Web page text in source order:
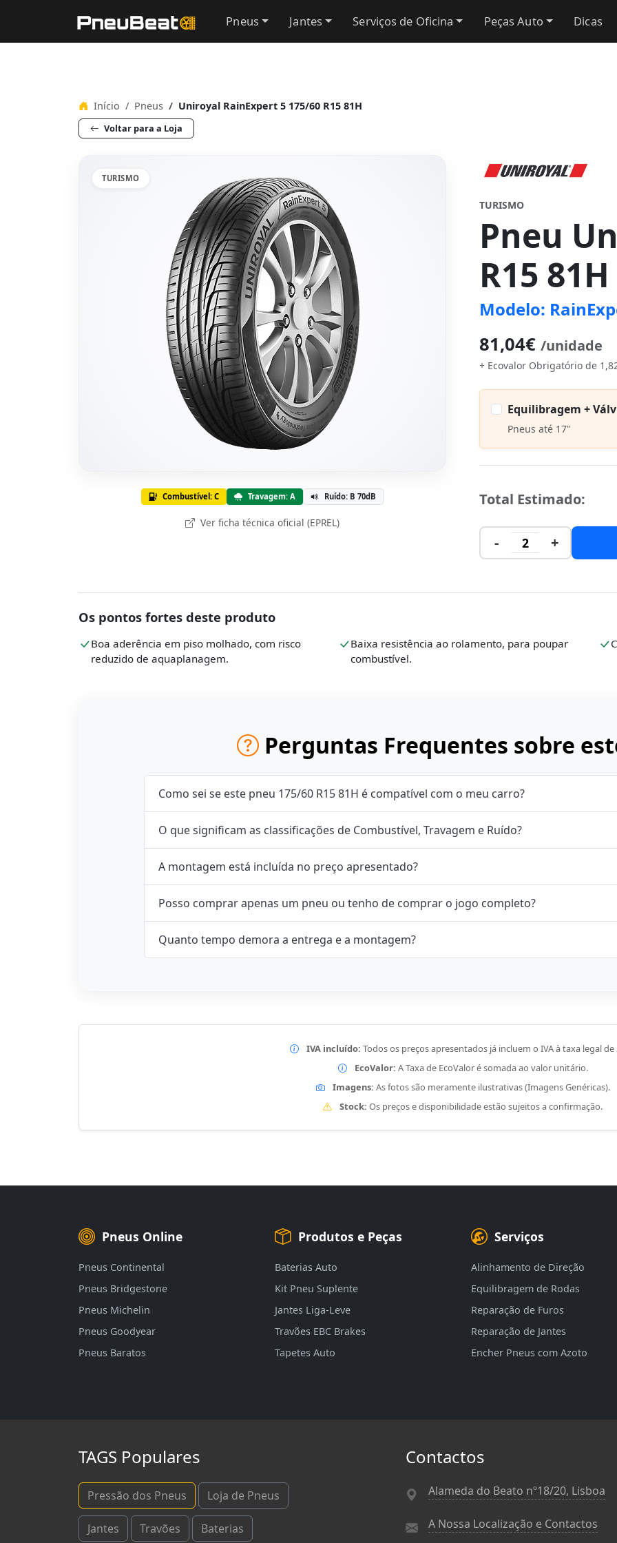
Pneus Jantes Serviços de Oficina Peças Auto Dicas
Início Pneus Uniroyal RainExpert 5 175/60 R15 81H
Voltar para a Loja
TURISMO
Combustível: C Travagem: A Ruído: B 70dB
Ver ficha técnica oficial (EPREL)
TURISMO
Pneu
R15 81H
Modelo:
81,04€ /unidade
+ Ecovalor Obrigatório de
Equilibragem +
Pneus até 17"
Total Estimado:
- 2 +
Os pontos fortes deste produto
Boa aderência em piso molhado, com risco
reduzido de aquaplanagem.
Baixa resistência ao rolamento, para poupar
combustível.
Perguntas Frequentes sobre
Como sei se este pneu 175/60 R15 81H é compatível com o meu carro?
O que significam as classificações de Combustível, Travagem e Ruído?
A montagem está incluída no preço apresentado?
Posso comprar apenas um pneu ou tenho de comprar o jogo completo?
Quanto tempo demora a entrega e a montagem?
IVA incluído: Todos os preços apresentados já incluem o IVA à taxa legal de
EcoValor: A Taxa de EcoValor é somada ao valor unitário.
Imagens: As fotos são meramente ilustrativas (Imagens Genéricas).
Stock: Os preços e disponibilidade estão sujeitos a confirmação.
Pneus Online
Pneus Continental
Pneus Bridgestone
Pneus Michelin
Pneus Goodyear
Pneus Baratos
Produtos e Peças
Baterias Auto
Kit Pneu Suplente
Jantes Liga-Leve
Travões EBC Brakes
Tapetes Auto
Serviços
Alinhamento de Direção
Equilibragem de Rodas
Reparação de Furos
Reparação de Jantes
Encher Pneus com Azoto
TAGS Populares
Pressão dos Pneus Loja de Pneus
Jantes Travões Baterias
Contactos
Alameda do Beato nº18/20, Lisboa
A Nossa Localização e Contactos